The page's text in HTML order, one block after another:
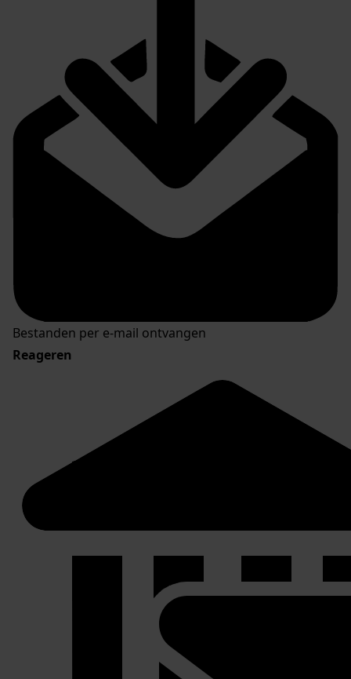
Bestanden per e-mail ontvangen
Reageren